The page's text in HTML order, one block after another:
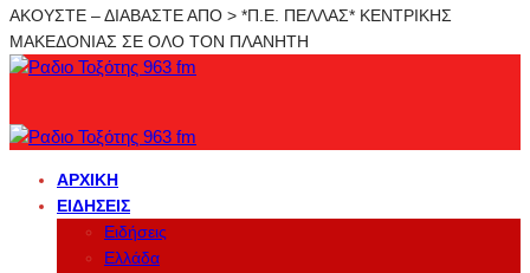
ΑΚΟΥΣΤΕ – ΔΙΑΒΑΣΤΕ ΑΠΟ > *Π.Ε. ΠΕΛΛΑΣ* ΚΕΝΤΡΙΚΗΣ
ΜΑΚΕΔΟΝΙΑΣ ΣΕ ΟΛΟ ΤΟΝ ΠΛΑΝΗΤΗ
ΑΡΧΙΚΉ
ΕΙΔΉΣΕΙΣ
Ειδήσεις
Ελλάδα